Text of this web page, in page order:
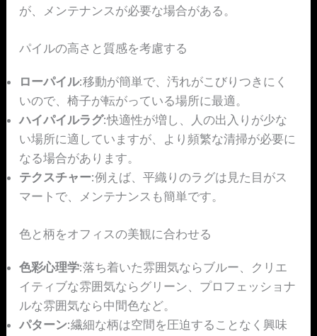
が、メンテナンスが必要な場合がある。
パイルの高さと質感を考慮する
ローパイル:移動が簡単で、汚れがこびりつきにく
いので、椅子が転がっている場所に最適。
ハイパイルラグ:快適性が増し、人の出入りが少な
い場所に適していますが、より頻繁な清掃が必要に
なる場合があります。
テクスチャー:例えば、平織りのラグは見た目がス
マートで、メンテナンスも簡単です。
色と柄をオフィスの美観に合わせる
色彩心理学:落ち着いた雰囲気ならブルー、クリエ
イティブな雰囲気ならグリーン、プロフェッショナ
ルな雰囲気なら中間色など。
パターン:繊細な柄は空間を圧迫することなく興味